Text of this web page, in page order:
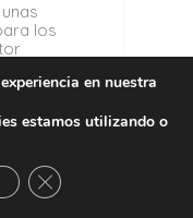
los
en nuestra
estamos utilizando o
Cerrar el banner de